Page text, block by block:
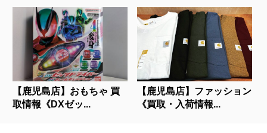
【鹿児島店】おもちゃ 買
取情報《DXゼッ...
【鹿児島店】ファッション
《買取・入荷情報...